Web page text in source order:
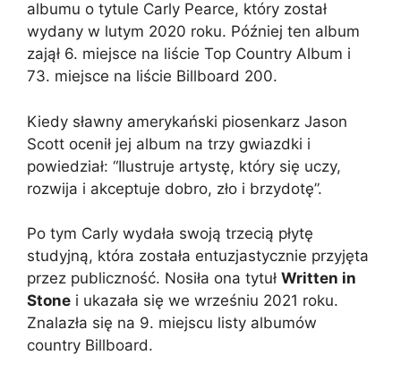
albumu o tytule Carly Pearce, który został
wydany w lutym 2020 roku. Później ten album
zajął 6. miejsce na liście Top Country Album i
73. miejsce na liście Billboard 200.
Kiedy sławny amerykański piosenkarz Jason
Scott ocenił jej album na trzy gwiazdki i
powiedział: “Ilustruje artystę, który się uczy,
rozwija i akceptuje dobro, zło i brzydotę”.
Po tym Carly wydała swoją trzecią płytę
studyjną, która została entuzjastycznie przyjęta
przez publiczność. Nosiła ona tytuł Written in
Stone i ukazała się we wrześniu 2021 roku.
Znalazła się na 9. miejscu listy albumów
country Billboard.